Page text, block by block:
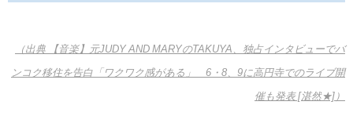
（出典 【音楽】元JUDY AND MARYのTAKUYA、独占インタビューでバ
ンコク移住を告白「ワクワク感がある」 6・8、9に高円寺でのライブ開
催も発表 [湛然★]）